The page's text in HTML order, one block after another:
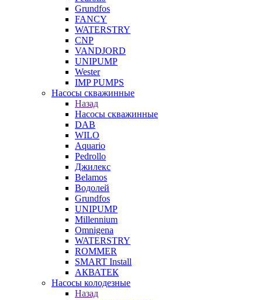
Grundfos
FANCY
WATERSTRY
CNP
VANDJORD
UNIPUMP
Wester
IMP PUMPS
Насосы скважинные
Назад
Насосы скважинные
DAB
WILO
Aquario
Pedrollo
Джилекс
Belamos
Водолей
Grundfos
UNIPUMP
Millennium
Omnigena
WATERSTRY
ROMMER
SMART Install
АКВАТЕК
Насосы колодезные
Назад